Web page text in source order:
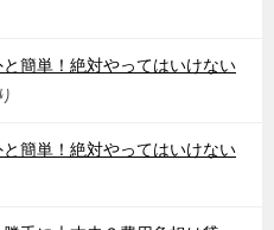
簡単！絶対やってはいけない
簡単！絶対やってはいけない